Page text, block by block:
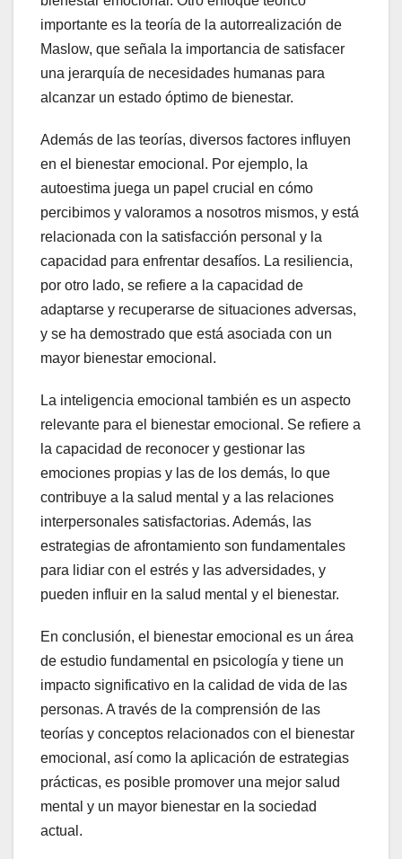
importante es la teoría de la autorrealización de
Maslow, que señala la importancia de satisfacer
una jerarquía de necesidades humanas para
alcanzar un estado óptimo de bienestar.
Además de las teorías, diversos factores influyen
en el bienestar emocional. Por ejemplo, la
autoestima juega un papel crucial en cómo
percibimos y valoramos a nosotros mismos, y está
relacionada con la satisfacción personal y la
capacidad para enfrentar desafíos. La resiliencia,
por otro lado, se refiere a la capacidad de
adaptarse y recuperarse de situaciones adversas,
y se ha demostrado que está asociada con un
mayor bienestar emocional.
La inteligencia emocional también es un aspecto
relevante para el bienestar emocional. Se refiere a
la capacidad de reconocer y gestionar las
emociones propias y las de los demás, lo que
contribuye a la salud mental y a las relaciones
interpersonales satisfactorias. Además, las
estrategias de afrontamiento son fundamentales
para lidiar con el estrés y las adversidades, y
pueden influir en la salud mental y el bienestar.
En conclusión, el bienestar emocional es un área
de estudio fundamental en psicología y tiene un
impacto significativo en la calidad de vida de las
personas. A través de la comprensión de las
teorías y conceptos relacionados con el bienestar
emocional, así como la aplicación de estrategias
prácticas, es posible promover una mejor salud
mental y un mayor bienestar en la sociedad
actual.